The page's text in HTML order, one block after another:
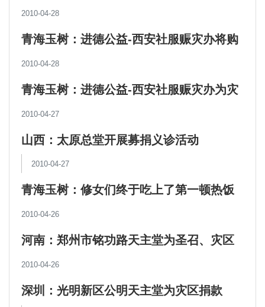
2010-04-28
青海玉树：进德公益-西安社服赈灾办将购
2010-04-28
青海玉树：进德公益-西安社服赈灾办为灾
2010-04-27
山西：太原总堂开展募捐义诊活动
2010-04-27
青海玉树：修女们终于吃上了第一顿热饭
2010-04-26
河南：郑州市铭功路天主堂为圣召、灾区
2010-04-26
深圳：光明新区公明天主堂为灾区捐款